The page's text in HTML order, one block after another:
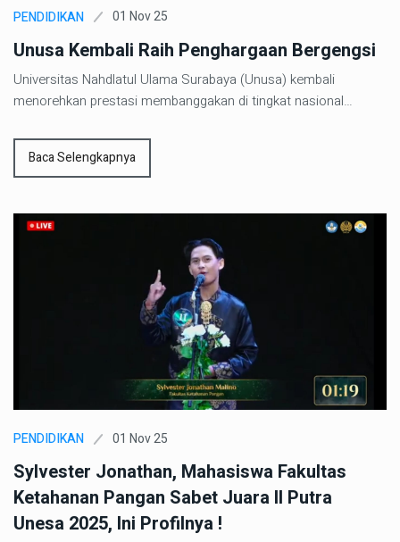
PENDIDIKAN 01 Nov 25
Unusa Kembali Raih Penghargaan Bergengsi
Universitas Nahdlatul Ulama Surabaya (Unusa) kembali
menorehkan prestasi membanggakan di tingkat nasional…
Baca Selengkapnya
PENDIDIKAN 01 Nov 25
Sylvester Jonathan, Mahasiswa Fakultas
Ketahanan Pangan Sabet Juara II Putra
Unesa 2025, Ini Profilnya !